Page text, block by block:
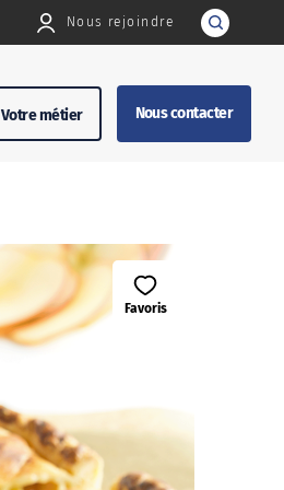
Nous rejoindre
Votre métier Nous contacter
Favoris